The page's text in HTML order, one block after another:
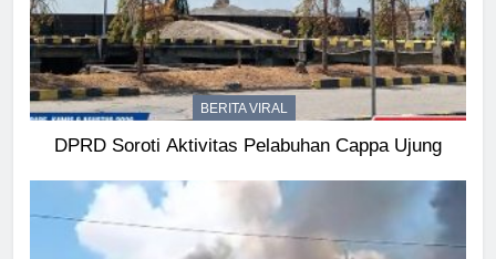
BERITA VIRAL
DPRD Soroti Aktivitas Pelabuhan Cappa Ujung